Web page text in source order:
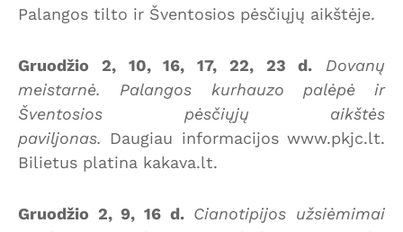
Palangos tilto ir Šventosios pėsčiųjų aikštėje.
Gruodžio 2, 10, 16, 17, 22, 23 d.
Dovanų
meistarnė. Palangos kurhauzo palėpė ir
Šventosios pėsčiųjų aikštės
paviljonas. Daugiau informacijos www.pkjc.lt.
Bilietus platina kakava.lt.
Gruodžio 2, 9, 16 d. Cianotipijos užsiėmimai